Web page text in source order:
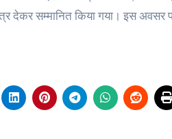
देकर सम्मानित किया गया। इस अवसर